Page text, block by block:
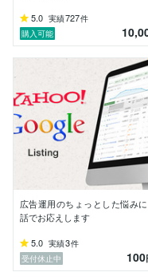
・LINE広告 Basic
・LINE広告
▼対象アカウント
・Yahoo検索広告
・Yahooディスプレ
・Google検索広告
・Googleディスプレ
・Google動画広告
・GoogleP-MAX
・FaceBook広告
・Instagram広告
・Twitter広告
・LINE広告
・Google
・Google Tag
5.0 実績727件
購入可能
広告運用のちょっとした悩み
話でお応えします
5.0 実績3件
受付休止中
100